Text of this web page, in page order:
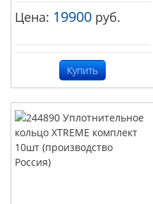
Цена: 19900 руб.
Купить